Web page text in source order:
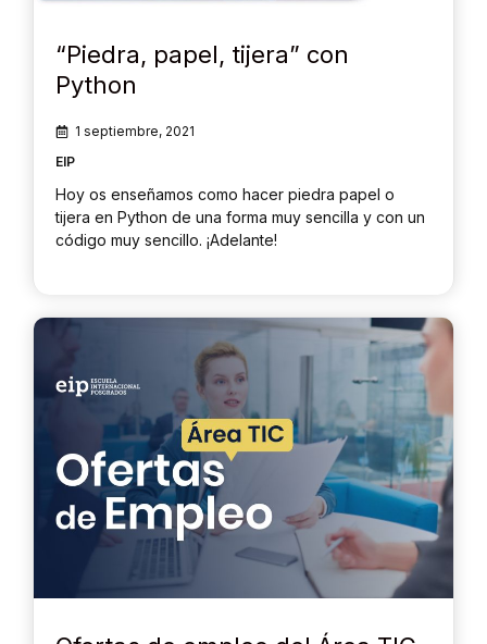
“Piedra, papel, tijera” con
Python
1 septiembre, 2021
EIP
Hoy os enseñamos como hacer piedra papel o
tijera en Python de una forma muy sencilla y con un
código muy sencillo. ¡Adelante!